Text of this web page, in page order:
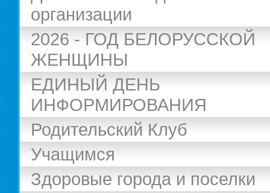
организации
2026 - ГОД БЕЛОРУССКОЙ
ЖЕНЩИНЫ
ЕДИНЫЙ ДЕНЬ
ИНФОРМИРОВАНИЯ
Родительский Клуб
Учащимся
Здоровые города и поселки